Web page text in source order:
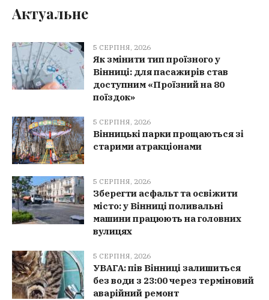
Актуальне
5 СЕРПНЯ, 2026
Як змінити тип проїзного у
Вінниці: для пасажирів став
доступним «Проїзний на 80
поїздок»
5 СЕРПНЯ, 2026
Вінницькі парки прощаються зі
старими атракціонами
5 СЕРПНЯ, 2026
Зберегти асфальт та освіжити
місто: у Вінниці поливальні
машини працюють на головних
вулицях
5 СЕРПНЯ, 2026
УВАГА: пів Вінниці залишиться
без води з 23:00 через терміновий
аварійний ремонт